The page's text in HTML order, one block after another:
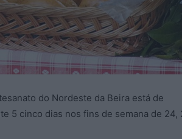
do Nordeste da Beira está de
5 cinco dias nos fins de semana de 24,